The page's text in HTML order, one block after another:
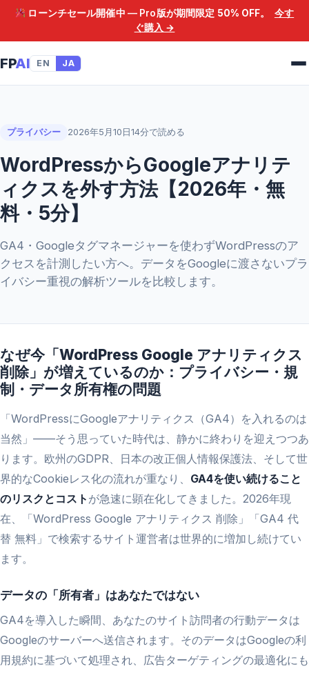
ローンチセール開催中 — Pro版が期間限定 50% OFF。 今す
ぐ購入 →
FPAI EN JA
プライバシー 2026年5月10日 14分で読める
WordPressからGoogleアナリテ
ィクスを外す方法【2026年・無
料・5分】
GA4・Googleタグマネージャーを使わずWordPressのア
クセスを計測したい方へ。データをGoogleに渡さないプラ
イバシー重視の解析ツールを比較します。
なぜ今「WordPress Google アナリティクス
削除」が増えているのか：プライバシー・規
制・データ所有権の問題
「WordPressにGoogleアナリティクス（GA4）を入れるのは
当然」——そう思っていた時代は、静かに終わりを迎えつつあ
ります。欧州のGDPR、日本の改正個人情報保護法、そして世
界的なCookieレス化の流れが重なり、 GA4を使い続けること
のリスクとコスト が急速に顕在化してきました。2026年現
在、「WordPress Google アナリティクス 削除」「GA4 代
替 無料」で検索するサイト運営者は世界的に増加し続けてい
ます。
データの「所有者」はあなたではない
GA4を導入した瞬間、あなたのサイト訪問者の行動データは
Googleのサーバーへ送信されます。そのデータはGoogleの利
用規約に基づいて処理され、広告ターゲティングの最適化にも